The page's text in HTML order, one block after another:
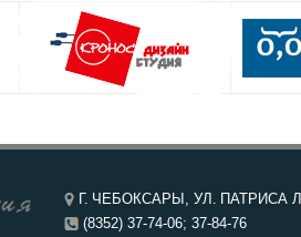
Г. ЧЕБОКСАРЫ, УЛ. ПАТРИСА
(8352) 37-74-06; 37-84-76